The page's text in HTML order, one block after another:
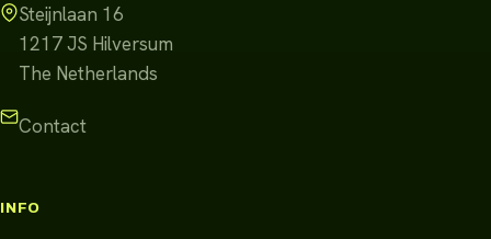
Steijnlaan 16
1217 JS Hilversum
The Netherlands
Contact
INFO